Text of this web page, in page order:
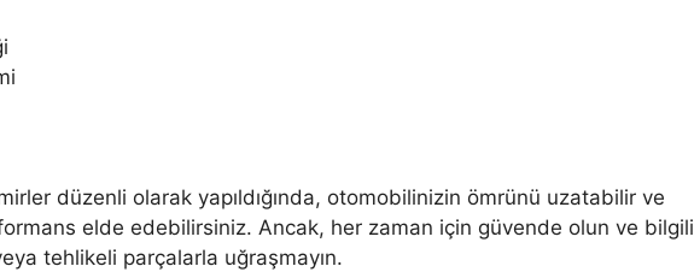
düzenli olarak yapıldığında, otomobilinizin ömrünü uzatabilir ve
elde edebilirsiniz. Ancak, her zaman için güvende olun ve bilgili
tehlikeli parçalarla uğraşmayın.